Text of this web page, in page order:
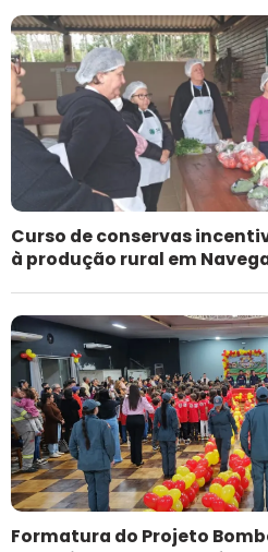
Curso de conservas
à produção rural em
Formatura do Projeto